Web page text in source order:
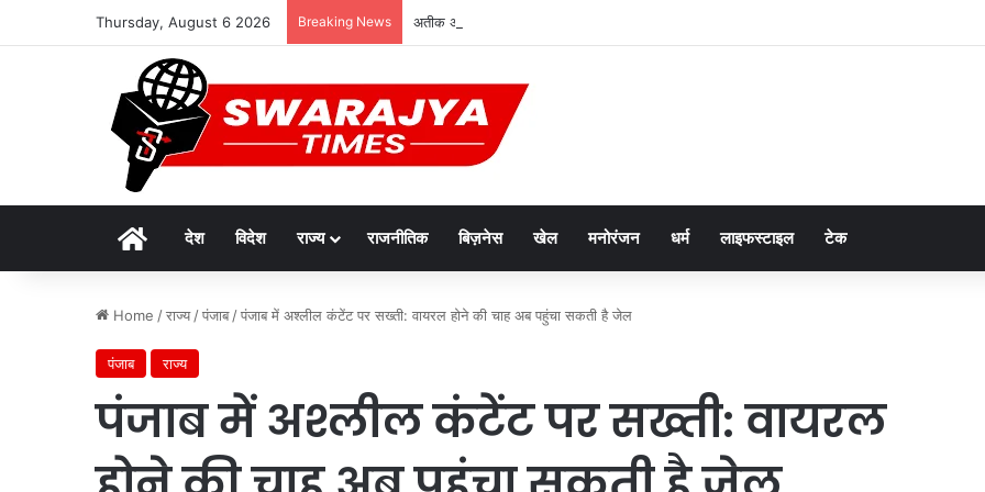
Thursday, August 6 2026 Breaking News अतीक अहमद के छोटे बेटे अबान की सड़क हादसे में मौत, जेल में बंद भाई से मिलने जा रहा था
Homeदेश विदेश राज्य राजनीतिक बिज़नेस खेल मनोरंजन धर्म लाइफस्टाइल टेक
Home /राज्य /पंजाब /पंजाब में अश्लील कंटेंट पर सख्ती: वायरल होने की चाह अब पहुंचा सकती है जेल
पंजाब राज्य
पंजाब में अश्लील कंटेंट पर सख्ती: वायरल